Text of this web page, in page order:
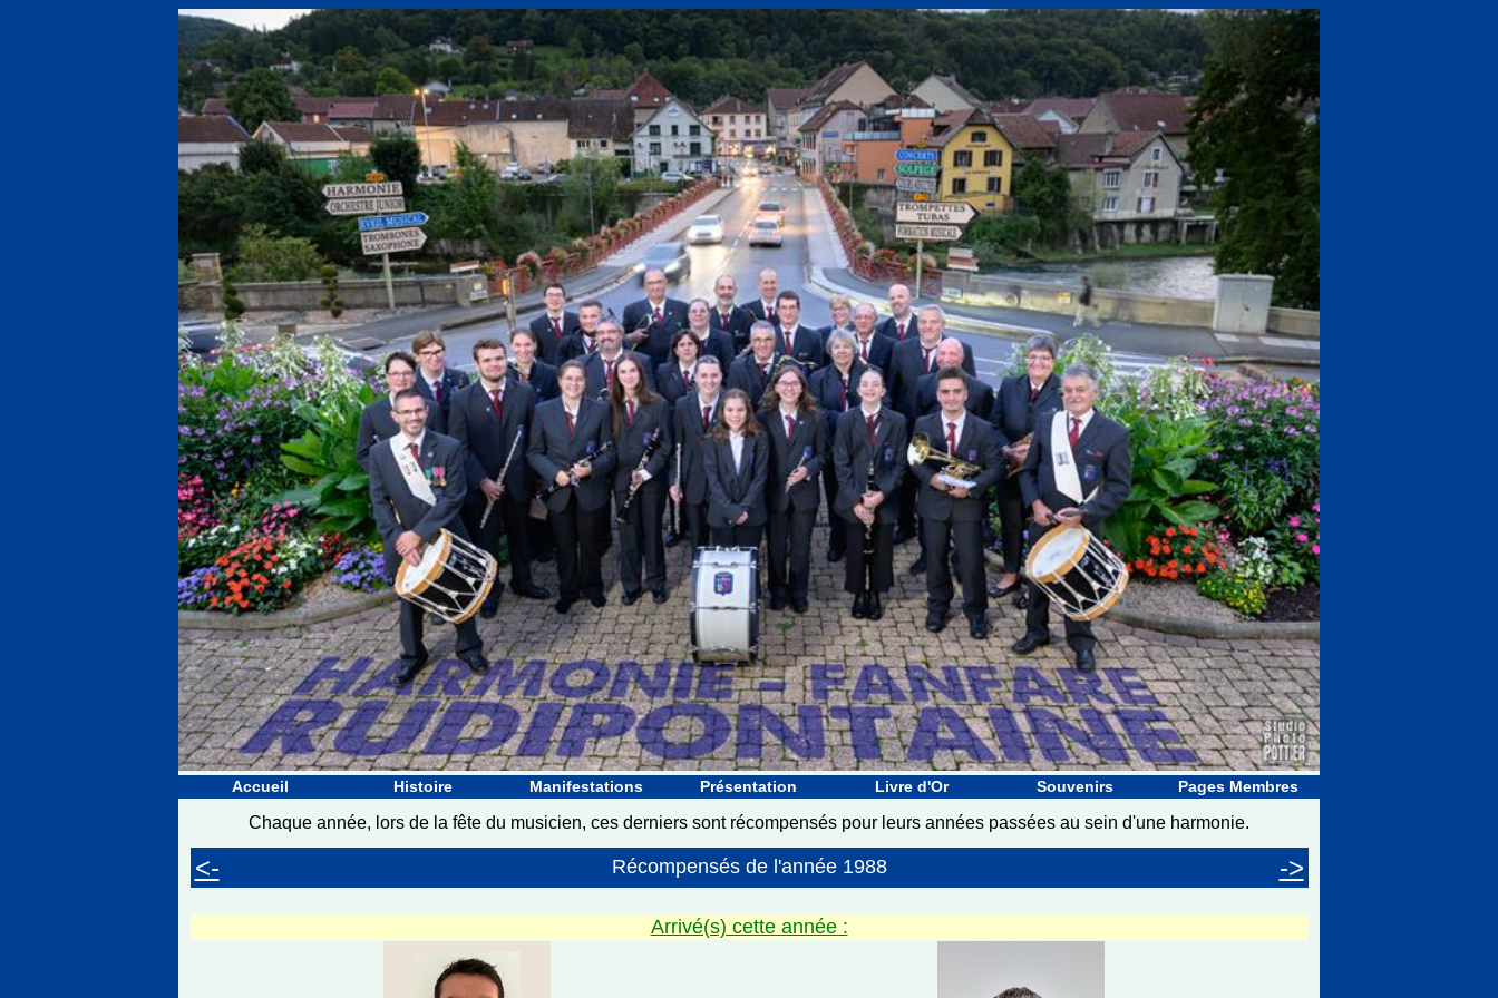
Accueil Histoire Manifestations Présentation Livre d'Or Souvenirs Pages Membres
Chaque année, lors de la fête du musicien, ces derniers sont récompensés pour leurs années passées au sein d'une harmonie.
<- Récompensés de l'année 1988 ->
Arrivé(s) cette année :